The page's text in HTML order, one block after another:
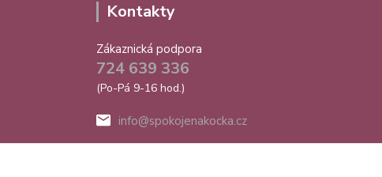
Kontakty
Zákaznická podpora
724 639 336
(Po-Pá 9-16 hod.)
info@spokojenakocka.cz